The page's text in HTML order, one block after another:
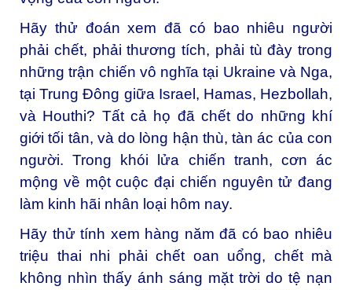
Hãy thử đoán xem đã có bao nhiêu người
phải chết, phải thương tích, phải tù đày trong
những trận chiến vô nghĩa tại Ukraine và Nga,
tại Trung Đông giữa Israel, Hamas, Hezbollah,
và Houthi? Tất cả họ đã chết do những khí
giới tối tân, và do lòng hận thù, tàn ác của con
người. Trong khói lửa chiến tranh, cơn ác
mộng về một cuộc đại chiến nguyên tử đang
làm kinh hãi nhân loại hôm nay.
Hãy thử tính xem hàng năm đã có bao nhiêu
triệu thai nhi phải chết oan uổng, chết mà
không nhìn thấy ánh sáng mặt trời do tệ nạn